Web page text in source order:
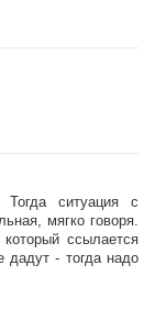
ситуация с
мягко говоря.
ссылается
дадут - тогда надо